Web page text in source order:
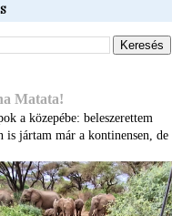
Matata!
a közepébe: beleszerettem
is jártam már a kontinensen, de